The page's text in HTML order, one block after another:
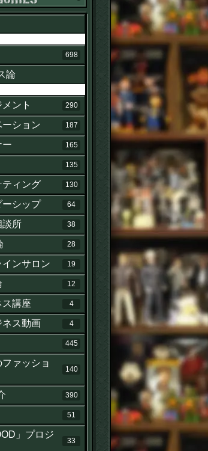
698
論
ント
290
ション 187
ー 165
135
ティング 130
ーシップ 64
談所 38
28
ンサロン 19
12
講座 4
ネス動画 4
445
ァッショ
140
390
51
」プロジ
33